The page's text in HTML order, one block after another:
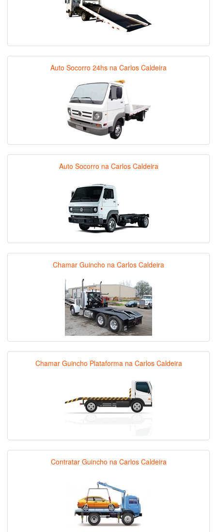
Auto Socorro 24hs na Carlos Caldeira
Auto Socorro na Carlos Caldeira
Chamar Guincho na Carlos Caldeira
Chamar Guincho Plataforma na Carlos Caldeira
Contratar Guincho na Carlos Caldeira